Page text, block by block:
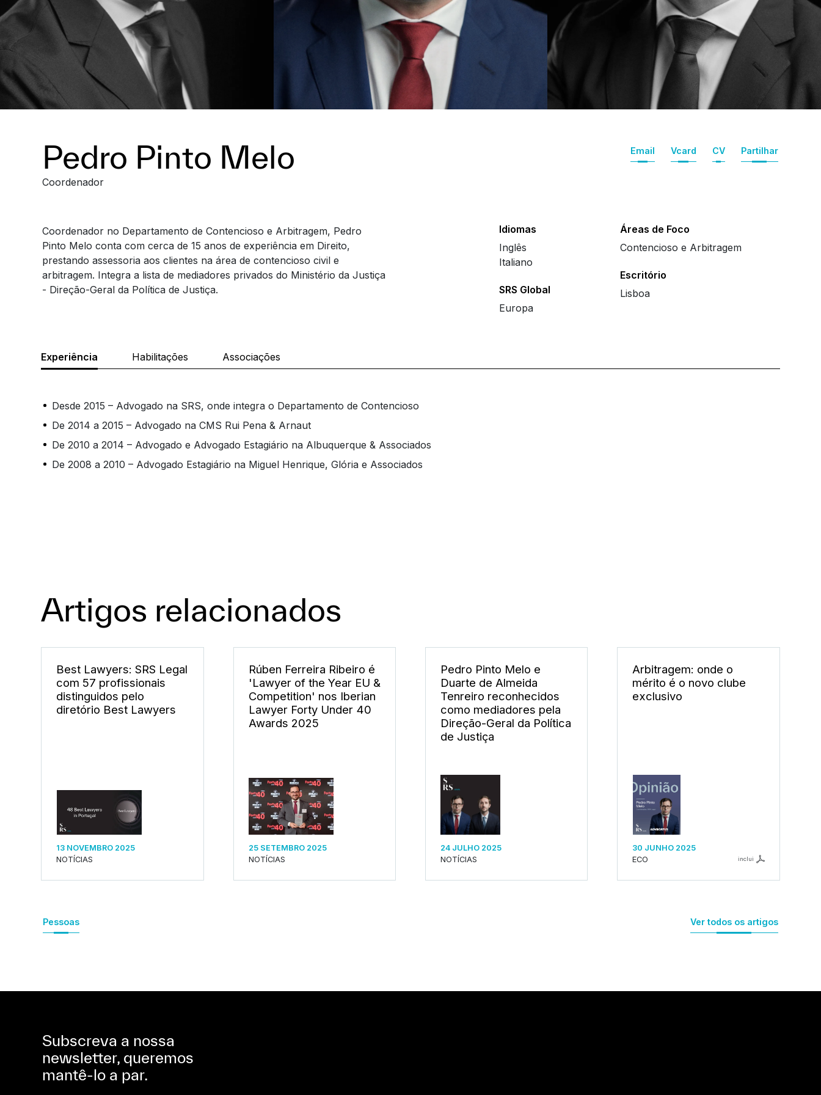
Pedro Pinto Melo
Coordenador
Email Vcard CV Partilhar
Coordenador no Departamento de Contencioso e Arbitragem, Pedro
Pinto Melo conta com cerca de 15 anos de experiência em Direito,
prestando assessoria aos clientes na área de contencioso civil e
arbitragem. Integra a lista de mediadores privados do Ministério da Justiça
- Direção-Geral da Política de Justiça.
Áreas de Foco
Contencioso e Arbitragem
Escritório
Lisboa
Idiomas
Inglês
Italiano
SRS Global
Europa
Experiência Habilitações Associações
Desde 2015 – Advogado na SRS, onde integra o Departamento de Contencioso
De 2014 a 2015 – Advogado na CMS Rui Pena & Arnaut
De 2010 a 2014 – Advogado e Advogado Estagiário na Albuquerque & Associados
De 2008 a 2010 – Advogado Estagiário na Miguel Henrique, Glória e Associados
Artigos relacionados
Best Lawyers: SRS Legal
com 57 profissionais
distinguidos pelo
diretório Best Lawyers
13 NOVEMBRO 2025
NOTÍCIAS
Rúben Ferreira Ribeiro é
'Lawyer of the Year EU &
Competition' nos Iberian
Lawyer Forty Under 40
Awards 2025
25 SETEMBRO 2025
NOTÍCIAS
Pedro Pinto Melo e
Duarte de Almeida
Tenreiro reconhecidos
como mediadores pela
Direção-Geral da Política
de Justiça
24 JULHO 2025
NOTÍCIAS
Arbitragem: onde o
mérito é o novo clube
exclusivo
30 JUNHO 2025
ECO
inclui
Pessoas Ver todos os artigos
Subscreva a nossa
newsletter, queremos
mantê-lo a par.